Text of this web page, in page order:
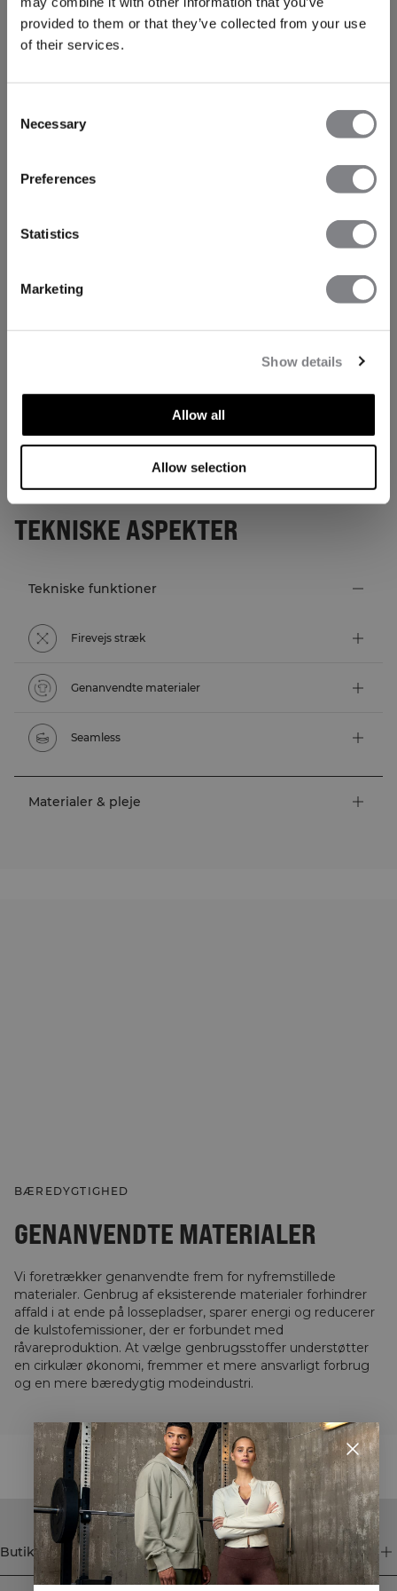
provided to them or that they’ve collected from your use
of their services.
Selection
Necessary
Preferences
Statistics
Marketing
Show details
Allow all
Allow selection
TEKNISKE ASPEKTER
Tekniske funktioner
Firevejs stræk
Genanvendte materialer
Seamless
Materialer & pleje
BÆREDYGTIGHED
GENANVENDTE MATERIALER
Vi foretrækker genanvendte frem for nyfremstillede
materialer. Genbrug af eksisterende materialer forhindrer
affald i at ende på lossepladser, sparer energi og reducerer
de kulstofemissioner, der er forbundet med
råvareproduktion. At vælge genbrugsstoffer understøtter
en cirkulær økonomi, fremmer et mere ansvarligt forbrug
og en mere bæredygtig modeindustri.
STYLE WITH
Butik